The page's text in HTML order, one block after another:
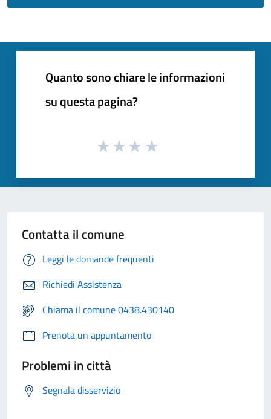
Quanto sono chiare le informazioni
su questa pagina?
Contatta il comune
Leggi le domande frequenti
Richiedi Assistenza
Chiama il comune 0438.430140
Prenota un appuntamento
Problemi in città
Segnala disservizio